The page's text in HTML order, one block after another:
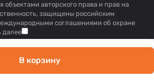
объектами авторского права и прав на
защищены российским
соглашениями об охране
далее
В корзину